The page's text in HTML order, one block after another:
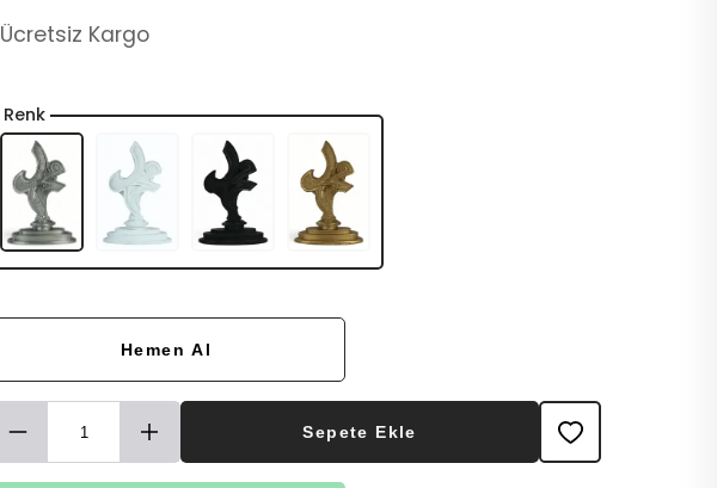
Ücretsiz Kargo
Renk
Hemen Al
Sepete Ekle